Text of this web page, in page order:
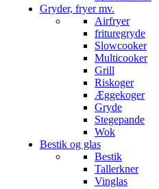
Gryder, fryer mv.
Airfryer
frituregryde
Slowcooker
Multicooker
Grill
Riskoger
Æggekoger
Gryde
Stegepande
Wok
Bestik og glas
Bestik
Tallerkner
Vinglas